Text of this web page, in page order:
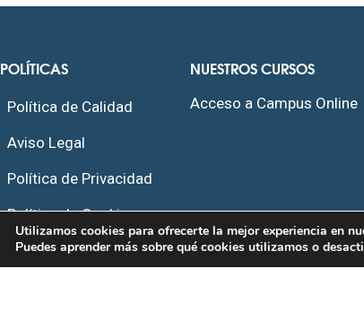
POLÍTICAS
Política de Calidad
Aviso Legal
Política de Privacidad
Política de Cookies
Contacto
NUESTROS CURSOS
Acceso a Campus Online
Utilizamos cookies para ofrecerte la mejor experiencia en
Puedes aprender más sobre qué cookies utilizamos o